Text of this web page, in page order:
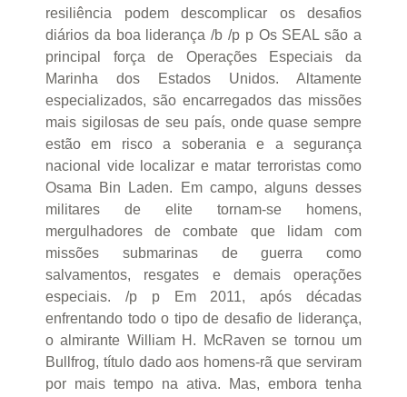
resiliência podem descomplicar os desafios
diários da boa liderança /b /p p Os SEAL são a
principal força de Operações Especiais da
Marinha dos Estados Unidos. Altamente
especializados, são encarregados das missões
mais sigilosas de seu país, onde quase sempre
estão em risco a soberania e a segurança
nacional vide localizar e matar terroristas como
Osama Bin Laden. Em campo, alguns desses
militares de elite tornam-se homens,
mergulhadores de combate que lidam com
missões submarinas de guerra como
salvamentos, resgates e demais operações
especiais. /p p Em 2011, após décadas
enfrentando todo o tipo de desafio de liderança,
o almirante William H. McRaven se tornou um
Bullfrog, título dado aos homens-rã que serviram
por mais tempo na ativa. Mas, embora tenha